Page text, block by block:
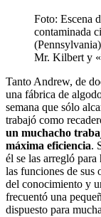
Foto: Escena
contaminada
Mr. Kilbert y
Tanto Andrew, de
una fábrica de
semana que sólo
trabajó como
un muchacho
máxima eficiencia.
él se las arregló para
las funciones de sus
del conocimiento y
frecuentó una
dispuesto para